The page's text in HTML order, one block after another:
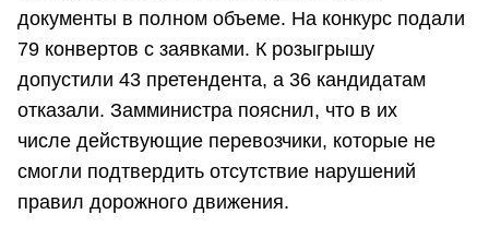
документы в полном объеме. На конкурс подали
79 конвертов с заявками. К розыгрышу
допустили 43 претендента, а 36 кандидатам
отказали. Замминистра пояснил, что в их
числе действующие перевозчики, которые не
смогли подтвердить отсутствие нарушений
правил дорожного движения.